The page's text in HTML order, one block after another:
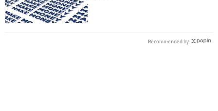
Recommended by